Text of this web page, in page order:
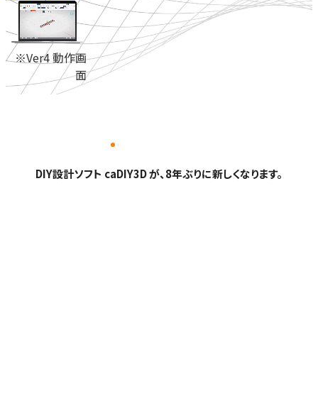
※Ver4 動作画
面
DIY設計ソフト caDIY3D が、8年ぶりに新しくなります。